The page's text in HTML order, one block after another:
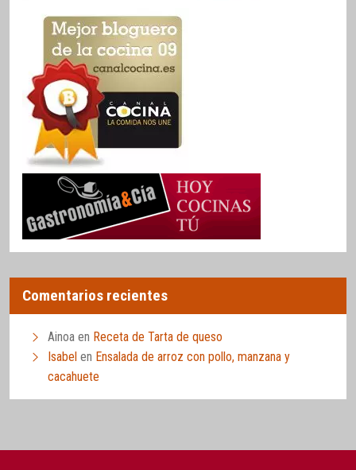
Comentarios recientes
Ainoa en Receta de Tarta de queso
Isabel en Ensalada de arroz con pollo, manzana y
cacahuete